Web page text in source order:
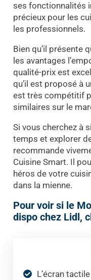
ses fonctionnalités
précieux pour les
les professionnels.
Bien qu’il présente
les avantages
qualité-prix est
qu’il est proposé à
est très compétitif
similaires sur le
Si vous cherchez à
temps et explorer
recommande
Cuisine Smart. Il
héros de votre
dans la mienne.
Pour voir si le
dispo chez Lidl,
L’écran